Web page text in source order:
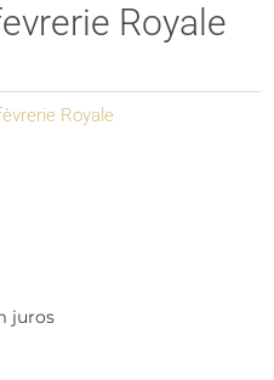
Royale
Royale
juros